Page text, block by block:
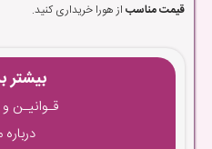
قیمت مناسب از هورا خریداری کنید.
بیشتر
قـوانیـن
درباره